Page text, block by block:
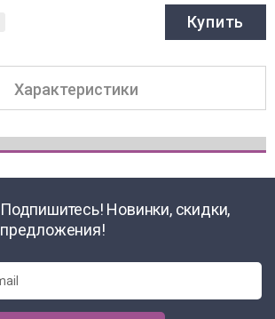
Купить
Характеристики
Подпишитесь! Новинки, скидки,
предложения!